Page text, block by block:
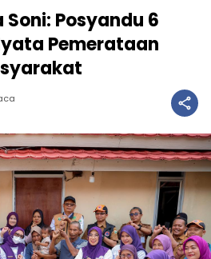
Posyandu 6
Pemerataan